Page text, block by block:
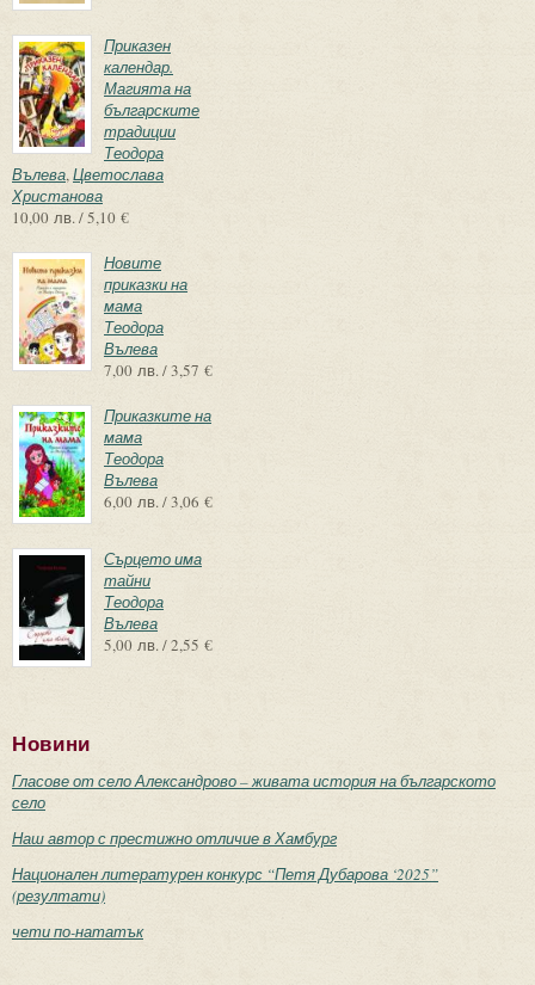
Приказен
календар.
Магията на
българските
традиции
Теодора
Вълева,Цветослава
Христанова
10,00 лв. / 5,10 €
Новите
приказки на
мама
Теодора
Вълева
7,00 лв. / 3,57 €
Приказките на
мама
Теодора
Вълева
6,00 лв. / 3,06 €
Сърцето има
тайни
Теодора
Вълева
5,00 лв. / 2,55 €
Новини
Гласове от село Александрово – живата история на българското
село
Наш автор с престижно отличие в Хамбург
Национален литературен конкурс “Петя Дубарова ‘2025”
(резултати)
чети по-нататък